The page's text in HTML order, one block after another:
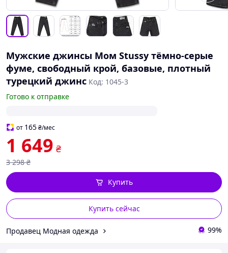
Мужские джинсы Мом Stussy тёмно-серые
фуме, свободный крой, базовые, плотный
турецкий джинс Код: 1045-3
Готово к отправке
от 165₴/мес
1 649 ₴
3 298 ₴
Купить сейчас
Купить
Продавец Модная одежда 99%